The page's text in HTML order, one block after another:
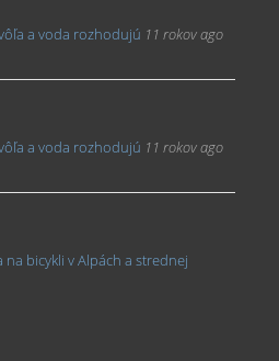
a voda rozhodujú 11 rokov ago
a voda rozhodujú 11 rokov ago
na bicykli v Alpách a strednej